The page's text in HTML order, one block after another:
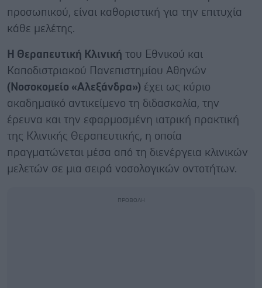
προσωπικού, είναι καθοριστική για την επιτυχία
κάθε μελέτης.
Η Θεραπευτική Κλινική του Εθνικού και
Καποδιστριακού Πανεπιστημίου Αθηνών
(Νοσοκομείο «Αλεξάνδρα») έχει ως κύριο
ακαδημαϊκό αντικείμενο τη διδασκαλία, την
έρευνα και την εφαρμοσμένη ιατρική πρακτική
της Κλινικής Θεραπευτικής, η οποία
πραγματώνεται μέσα από τη διενέργεια κλινικών
μελετών σε μια σειρά νοσολογικών οντοτήτων.